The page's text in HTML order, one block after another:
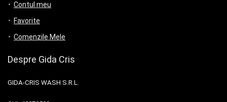
Contul meu
Favorite
Comenzile Mele
Despre Gida Cris
GIDA-CRIS WASH S.R.L.